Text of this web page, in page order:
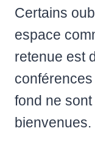
Certains
espace
retenue est
fond ne
bienvenues.